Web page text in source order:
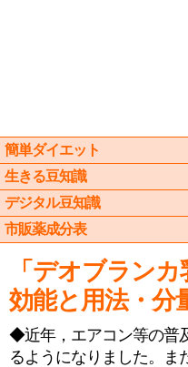
簡単ダイエット
生きる豆知識
デジタル豆知識
市販薬成分表
「デオブラン
効能と用法・分
◆近年，エアコン等の普
るようになりました。ま